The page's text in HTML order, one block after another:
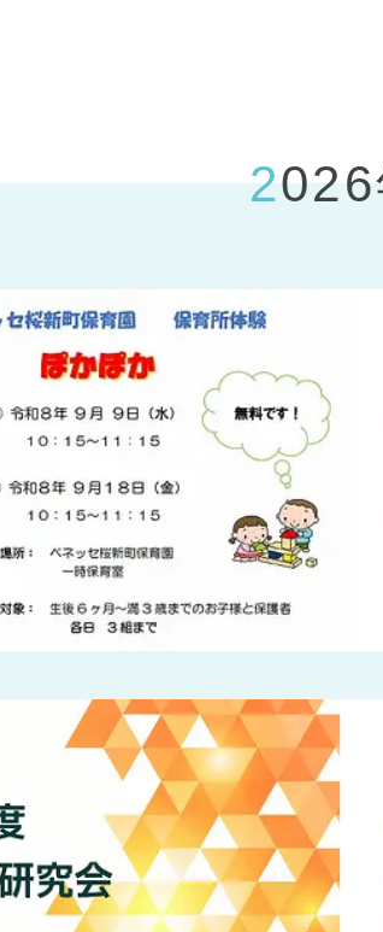
兵庫県 全域(2) 神戸市(1)